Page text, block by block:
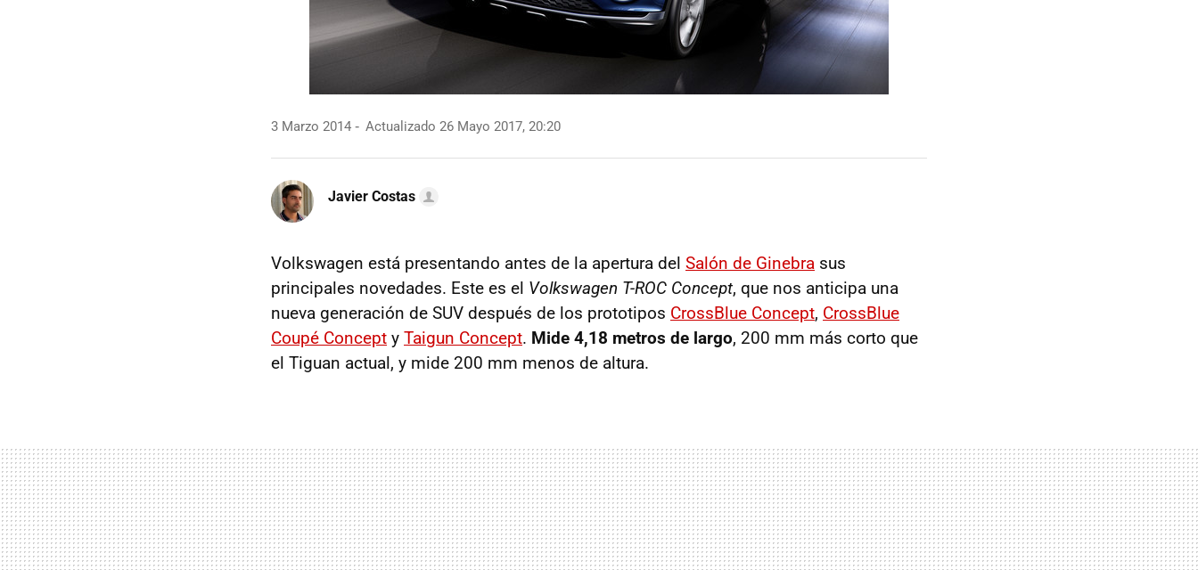
3 Marzo 2014 Actualizado 26 Mayo 2017, 20:20
Javier Costas
Volkswagen está presentando antes de la apertura del Salón de Ginebra sus
principales novedades. Este es el Volkswagen T-ROC Concept, que nos anticipa una
nueva generación de SUV después de los prototipos CrossBlue Concept, CrossBlue
Coupé Concept y Taigun Concept. Mide 4,18 metros de largo, 200 mm más corto que
el Tiguan actual, y mide 200 mm menos de altura.